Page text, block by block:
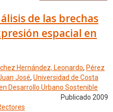
de las brechas
espacial en
Hernández, Leonardo, Pérez
José, Universidad de Costa
Desarrollo Urbano Sostenible
Publicado 2009